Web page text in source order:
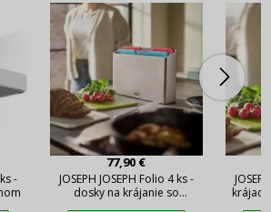
-
77,90 €
JOSEPH JOSEPH Folio 4 ks -
dosky na krájanie so